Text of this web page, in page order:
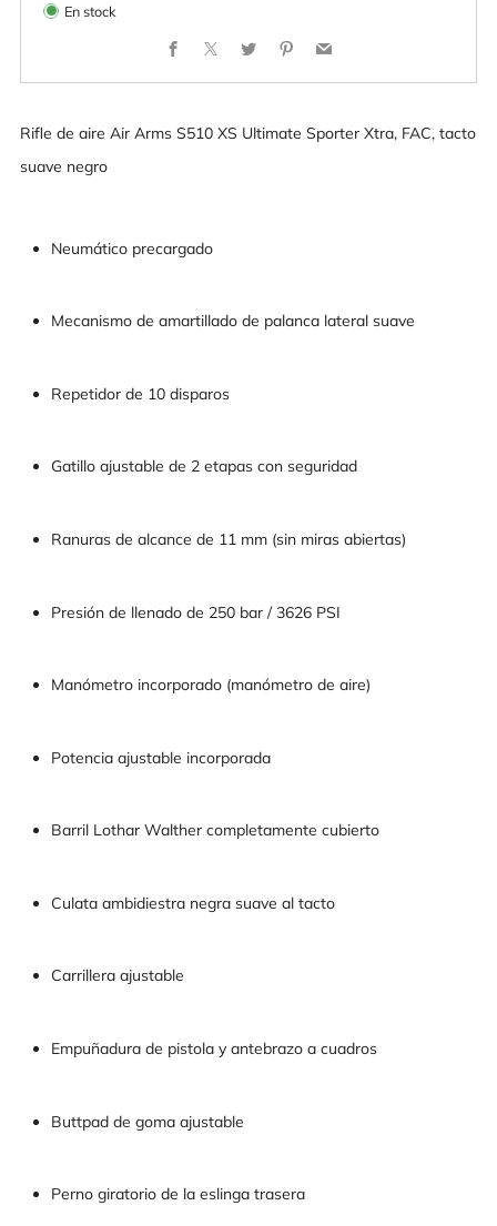
En stock
Facebook Twitter Pinterest
Rifle de aire Air Arms S510 XS Ultimate Sporter Xtra, FAC, tacto
suave negro
Neumático precargado
Mecanismo de amartillado de palanca lateral suave
Repetidor de 10 disparos
Gatillo ajustable de 2 etapas con seguridad
Ranuras de alcance de 11 mm (sin miras abiertas)
Presión de llenado de 250 bar / 3626 PSI
Manómetro incorporado (manómetro de aire)
Potencia ajustable incorporada
Barril Lothar Walther completamente cubierto
Culata ambidiestra negra suave al tacto
Carrillera ajustable
Empuñadura de pistola y antebrazo a cuadros
Buttpad de goma ajustable
Perno giratorio de la eslinga trasera